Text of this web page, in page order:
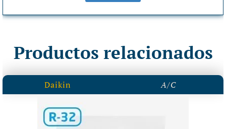
Productos relacionados
Daikin A/C